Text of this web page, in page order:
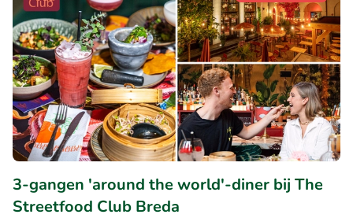
3-gangen 'around the world'-diner bij The
Streetfood Club Breda